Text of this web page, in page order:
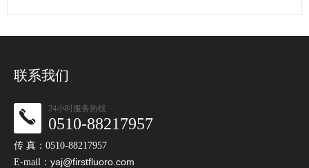
联系我们
24小时服务热线
0510-88217957
传 真：0510-88217957
E-mail： yaj@firstfluoro.com